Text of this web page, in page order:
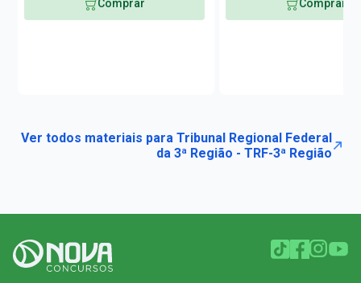
Comprar Comprar
Ver todos materiais para Tribunal Regional Federal
da 3ª Região - TRF-3ª Região